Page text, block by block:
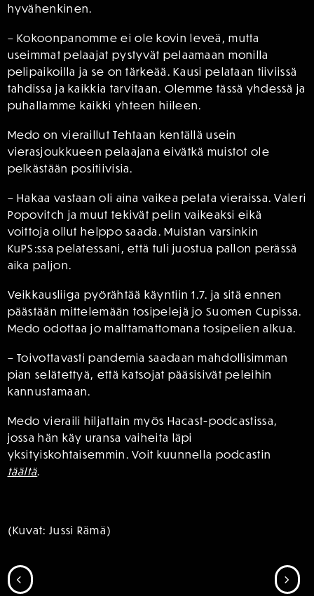
hyvähenkinen.
– Kokoonpanomme ei ole kovin leveä, mutta
useimmat pelaajat pystyvät pelaamaan monilla
pelipaikoilla ja se on tärkeää. Kausi pelataan tiiviissä
tahdissa ja kaikkia tarvitaan. Olemme tässä yhdessä ja
puhallamme kaikki yhteen hiileen.
Medo on vieraillut Tehtaan kentällä usein
vierasjoukkueen pelaajana eivätkä muistot ole
pelkästään positiivisia.
– Hakaa vastaan oli aina vaikea pelata vieraissa. Valeri
Popovitch ja muut tekivät pelin vaikeaksi eikä
voittoja ollut helppo saada. Muistan varsinkin
KuPS:ssa pelatessani, että tuli juostua pallon perässä
aika paljon.
Veikkausliiga pyörähtää käyntiin 1.7. ja sitä ennen
päästään mittelemään tosipelejä jo Suomen Cupissa.
Medo odottaa jo malttamattomana tosipelien alkua.
– Toivottavasti pandemia saadaan mahdollisimman
pian selätettyä, että katsojat pääsisivät peleihin
kannustamaan.
Medo vieraili hiljattain myös Hacast-podcastissa,
jossa hän käy uransa vaiheita läpi
yksityiskohtaisemmin. Voit kuunnella podcastin
täältä.
(Kuvat: Jussi Rämä)
SIIRRY EDELLISEEN